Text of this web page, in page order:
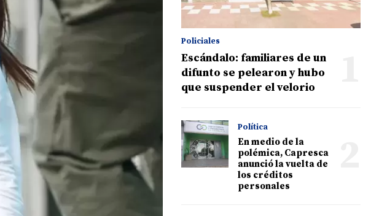
Policiales
Escándalo: familiares de un
difunto se pelearon y hubo
que suspender el velorio
Política
En medio de la
polémica, Capresca
anunció la vuelta de
los créditos
personales